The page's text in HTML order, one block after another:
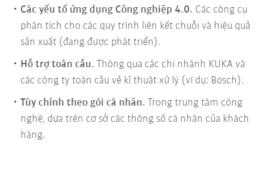
Các yếu tố ứng dụng Công nghiệp 4.0. Các công cụ
phân tích cho các quy trình liên kết chuỗi và hiệu quả
sản xuất (đang được phát triển).
Hỗ trợ toàn cầu. Thông qua các chi nhánh KUKA và
các công ty toàn cầu về kĩ thuật xử lý (ví dụ: Bosch).
Tùy chỉnh theo gói cá nhân. Trong trung tâm công
nghệ, dựa trên cơ sở các thông số cá nhân của khách
hàng.